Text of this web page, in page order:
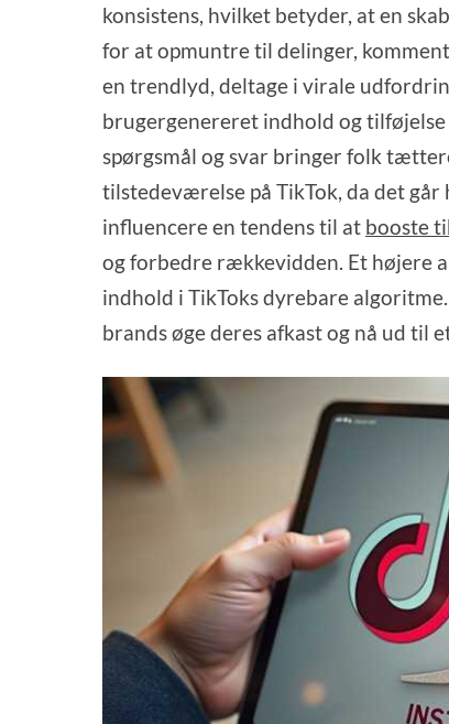
konsistens, hvilket betyder, at en
for at opmuntre til delinger,
en trendlyd, deltage i virale
brugergenereret indhold og
spørgsmål og svar bringer folk
tilstedeværelse på TikTok, da det
influencere en tendens til at booste
og forbedre rækkevidden. Et højere
indhold i TikToks dyrebare
brands øge deres afkast og nå ud til